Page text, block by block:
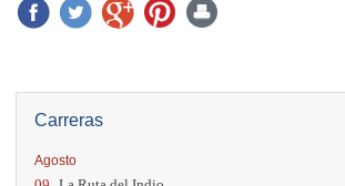
Carreras
Agosto